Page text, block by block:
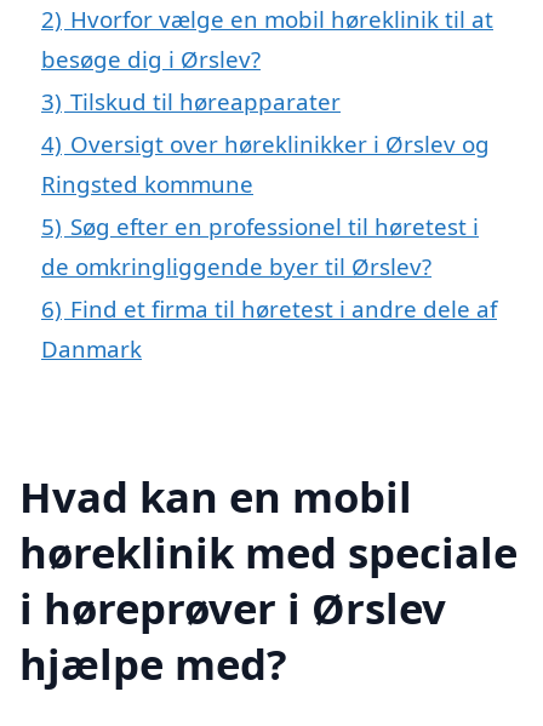
2) Hvorfor vælge en mobil høreklinik til at
besøge dig i Ørslev?
3) Tilskud til høreapparater
4) Oversigt over høreklinikker i Ørslev og
Ringsted kommune
5) Søg efter en professionel til høretest i
de omkringliggende byer til Ørslev?
6) Find et firma til høretest i andre dele af
Danmark
Hvad kan en mobil
høreklinik med speciale
i høreprøver i Ørslev
hjælpe med?